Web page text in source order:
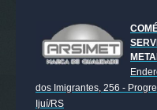
dos Imigrantes, 256 -
Ijuí/RS